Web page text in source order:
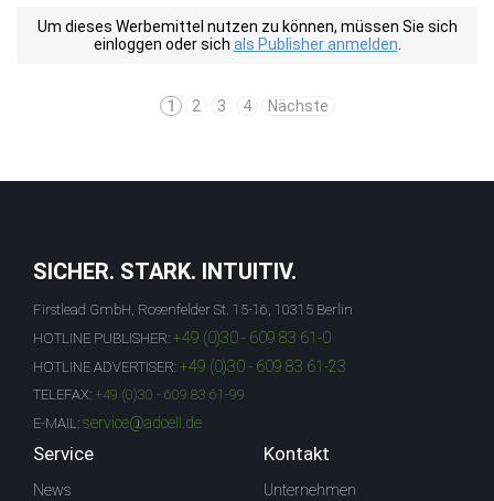
Um dieses Werbemittel nutzen zu können, müssen Sie sich
einloggen oder sich als Publisher anmelden
1 2 3 4 Nächste
SICHER. STARK. INTUITIV.
Firstlead GmbH, Rosenfelder St. 15-16, 10315 Berlin
HOTLINE PUBLISHER: +49 (0)30 - 609 83 61-0
HOTLINE ADVERTISER: +49 (0)30 - 609 83 61-23
TELEFAX: +49 (0)30 - 609 83 61-99
E-MAIL: service@adcell.de
Service
News
Kontakt
Unternehmen